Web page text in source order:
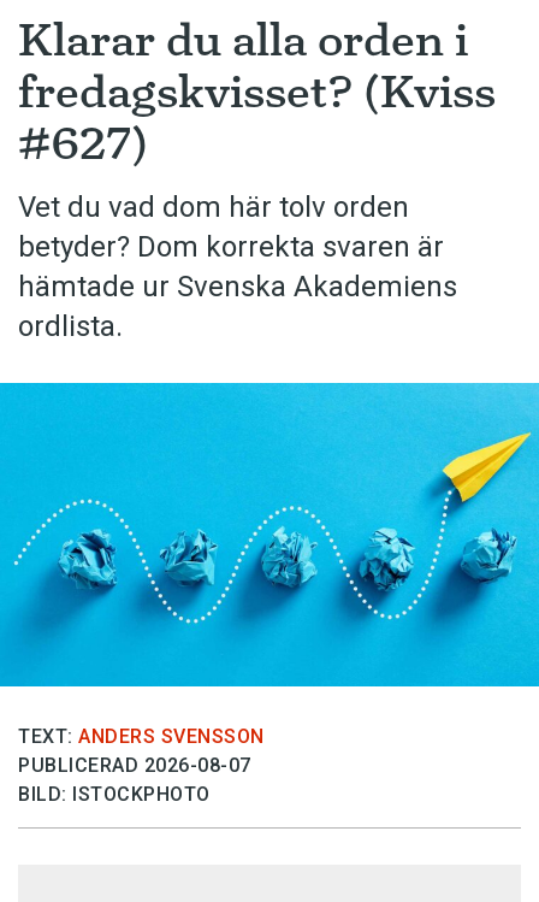
Klarar du alla orden i
fredagskvisset? (Kviss
#627)
Vet du vad dom här tolv orden
betyder? Dom korrekta svaren är
hämtade ur Svenska Akademiens
ordlista.
TEXT: ANDERS SVENSSON
PUBLICERAD 2026-08-07
BILD: ISTOCKPHOTO